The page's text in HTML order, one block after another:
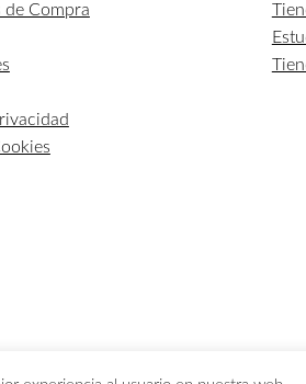
de Compra